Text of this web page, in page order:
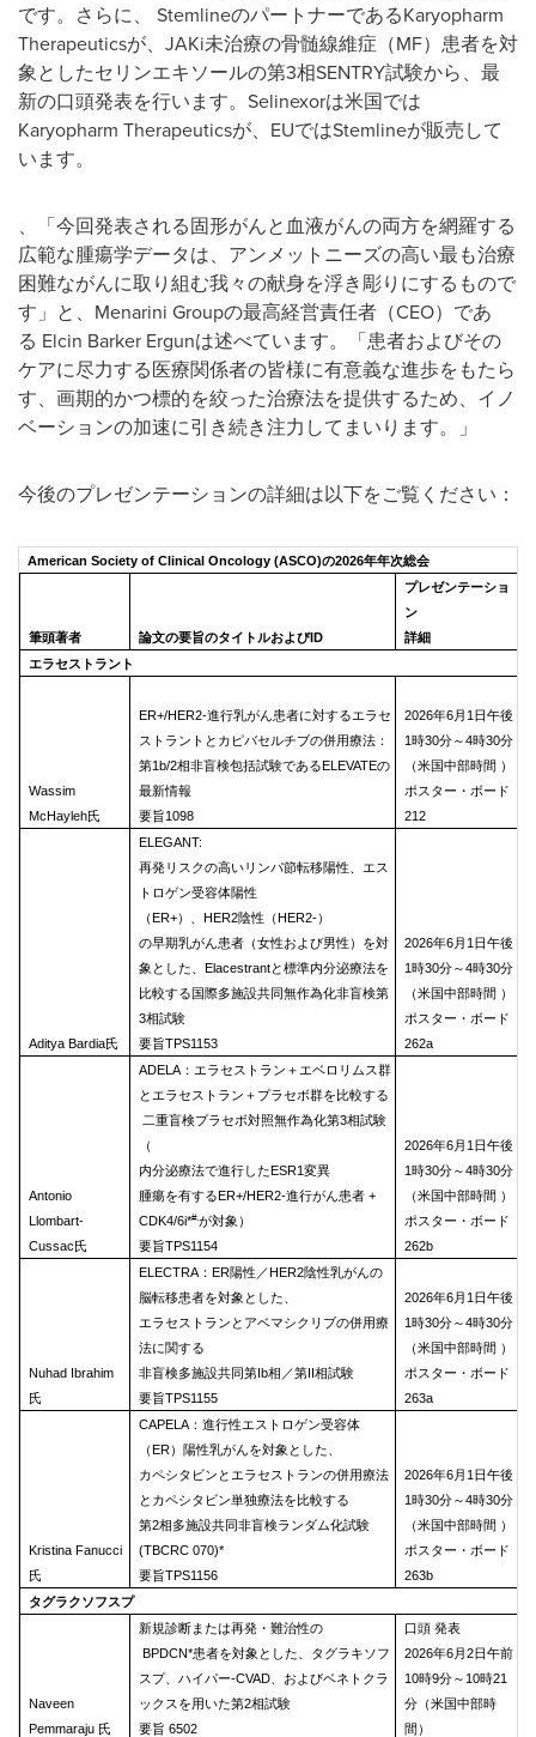
です。さらに、 StemlineのパートナーであるKaryopharm
Therapeuticsが、JAKi未治療の骨髄線維症（MF）患者を対
象としたセリンエキソールの第3相SENTRY試験から、最
新の口頭発表を行います。Selinexorは米国では
Karyopharm Therapeuticsが、EUではStemlineが販売して
います。
、「今回発表される固形がんと血液がんの両方を網羅する
広範な腫瘍学データは、アンメットニーズの高い最も治療
困難ながんに取り組む我々の献身を浮き彫りにするもので
す」と、Menarini Groupの最高経営責任者（CEO）であ
る Elcin Barker Ergunは述べています。「患者およびその
ケアに尽力する医療関係者の皆様に有意義な進歩をもたら
す、画期的かつ標的を絞った治療法を提供するため、イノ
ベーションの加速に引き続き注力してまいります。」
今後のプレゼンテーションの詳細は以下をご覧ください：
American Society of Clinical Oncology (ASCO)の2026年年次総会
筆頭著者 論文の要旨のタイトルおよびID
プレゼンテーショ
ン
詳細
エラセストラント
Wassim
McHayleh氏
ER+/HER2-進行乳がん患者に対するエラセ
ストラントとカピバセルチブの併用療法：
第1b/2相非盲検包括試験であるELEVATEの
最新情報
要旨1098
2026年6月1日午後
1時30分～4時30分
（米国中部時間 ）
ポスター・ボード
212
Aditya Bardia氏
ELEGANT:
再発リスクの高いリンパ節転移陽性、エス
トロゲン受容体陽性
（ER+）、HER2陰性（HER2-）
の早期乳がん患者（女性および男性）を対
象とした、Elacestrantと標準内分泌療法を
比較する国際多施設共同無作為化非盲検第
3相試験
要旨TPS1153
2026年6月1日午後
1時30分～4時30分
（米国中部時間 ）
ポスター・ボード
262a
Antonio
Llombart-
Cussac氏
ADELA：エラセストラン＋エベロリムス群
とエラセストラン＋プラセボ群を比較する
二重盲検プラセボ対照無作為化第3相試験
（
内分泌療法で進行したESR1変異
腫瘍を有するER+/HER2-進行がん患者 +
CDK4/6i*#.が対象）
要旨TPS1154
2026年6月1日午後
1時30分～4時30分
（米国中部時間 ）
ポスター・ボード
262b
Nuhad Ibrahim
氏
ELECTRA：ER陽性／HER2陰性乳がんの
脳転移患者を対象とした、
エラセストランとアベマシクリブの併用療
法に関する
非盲検多施設共同第Ib相／第II相試験
要旨TPS1155
2026年6月1日午後
1時30分～4時30分
（米国中部時間 ）
ポスター・ボード
263a
Kristina Fanucci
氏
CAPELA：進行性エストロゲン受容体
（ER）陽性乳がんを対象とした、
カペシタビンとエラセストランの併用療法
とカペシタビン単独療法を比較する
第2相多施設共同非盲検ランダム化試験
(TBCRC 070)*
要旨TPS1156
2026年6月1日午後
1時30分～4時30分
（米国中部時間 ）
ポスター・ボード
263b
タグラクソフスプ
Naveen
Pemmaraju 氏
新規診断または再発・難治性の
BPDCN*患者を対象とした、タグラキソフ
スプ、ハイパー-CVAD、およびベネトクラ
ックスを用いた第2相試験
要旨 6502
口頭 発表
2026年6月2日午前
10時9分～10時21
分（米国中部時
間）